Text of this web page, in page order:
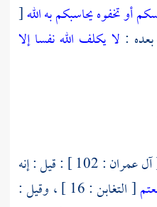
أو تخفوه يحاسبكم به الله[
لا يكلف الله نفسا إلا
[ آل عمران : 102 ] : قيل : إنه
[ التغابن : 16 ] ، وقيل :